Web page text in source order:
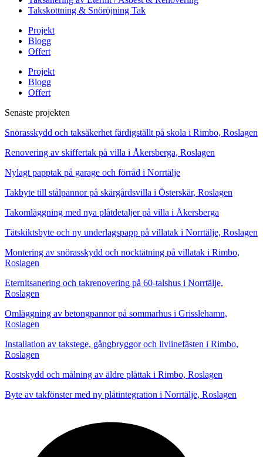
Takskottning & Snöröjning Tak
Projekt
Blogg
Offert
Projekt
Blogg
Offert
Senaste projekten
Snörasskydd och taksäkerhet färdigställt på skola i Rimbo, Roslagen
Renovering av skiffertak på villa i Åkersberga, Roslagen
Nylagt papptak på garage och förråd i Norrtälje
Takbyte till stålpannor på skärgårdsvilla i Österskär, Roslagen
Takomläggning med nya plåtdetaljer på villa i Åkersberga
Tätskiktsbyte och ny underlagspapp på villatak i Norrtälje, Roslagen
Montering av snörasskydd och nocktätning på villatak i Rimbo,
Roslagen
Eternitsanering och takrenovering på 60-talshus i Norrtälje,
Roslagen
Omläggning av betongpannor på sommarhus i Grisslehamn,
Roslagen
Installation av takstege, gångbryggor och livlinefästen i Rimbo,
Roslagen
Rostskydd och målning av äldre plåttak i Rimbo, Roslagen
Byte av takfönster med ny plåtintegration i Norrtälje, Roslagen